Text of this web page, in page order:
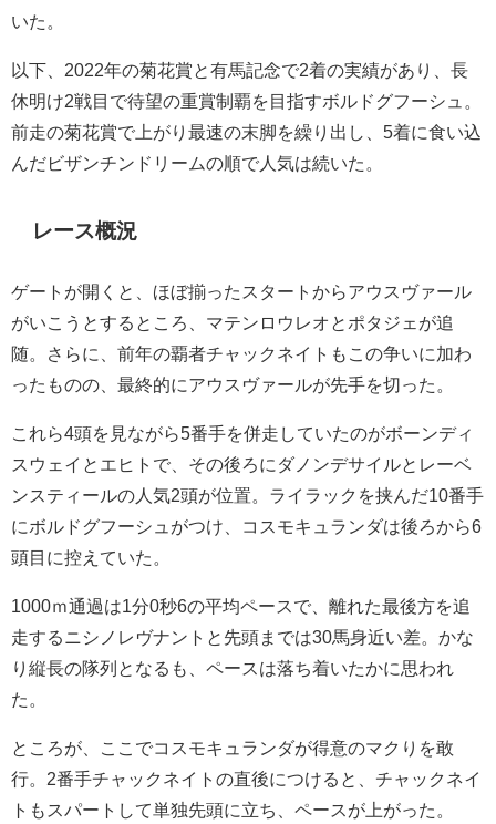
いた。
以下、2022年の菊花賞と有馬記念で2着の実績があり、長
休明け2戦目で待望の重賞制覇を目指すボルドグフーシュ。
前走の菊花賞で上がり最速の末脚を繰り出し、5着に食い込
んだビザンチンドリームの順で人気は続いた。
レース概況
ゲートが開くと、ほぼ揃ったスタートからアウスヴァール
がいこうとするところ、マテンロウレオとポタジェが追
随。さらに、前年の覇者チャックネイトもこの争いに加わ
ったものの、最終的にアウスヴァールが先手を切った。
これら4頭を見ながら5番手を併走していたのがボーンディ
スウェイとエヒトで、その後ろにダノンデサイルとレーベ
ンスティールの人気2頭が位置。ライラックを挟んだ10番手
にボルドグフーシュがつけ、コスモキュランダは後ろから6
頭目に控えていた。
1000ｍ通過は1分0秒6の平均ペースで、離れた最後方を追
走するニシノレヴナントと先頭までは30馬身近い差。かな
り縦長の隊列となるも、ペースは落ち着いたかに思われ
た。
ところが、ここでコスモキュランダが得意のマクりを敢
行。2番手チャックネイトの直後につけると、チャックネイ
トもスパートして単独先頭に立ち、ペースが上がった。